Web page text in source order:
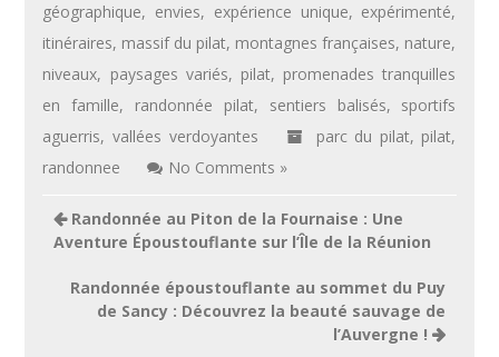
géographique, envies, expérience unique, expérimenté,
itinéraires, massif du pilat, montagnes françaises, nature,
niveaux, paysages variés, pilat, promenades tranquilles
en famille, randonnée pilat, sentiers balisés, sportifs
aguerris, vallées verdoyantes parc du pilat, pilat,
randonnee
No Comments »
Navigation
de
Randonnée au Piton de la Fournaise : Une
Aventure Époustouflante sur l’Île de la Réunion
Randonnée époustouflante au sommet du Puy
de Sancy : Découvrez la beauté sauvage de
l’Auvergne !